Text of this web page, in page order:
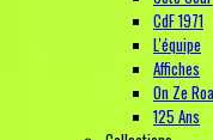
CdF 1971
L'équipe
Affiches
On Ze
125 Ans